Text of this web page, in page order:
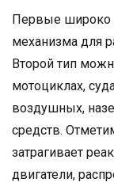
Первые широко
механизма для
Второй тип
мотоциклах,
воздушных,
средств.
затрагивает
двигатели,